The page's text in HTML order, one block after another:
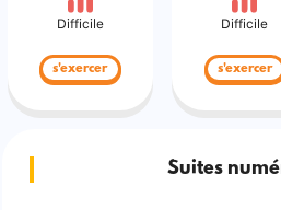
Difficile
s'exercer
Difficile
s'exercer
Suites